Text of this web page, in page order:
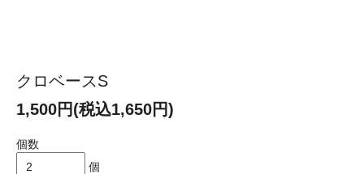
クロベースS
1,500円(税込1,650円)
個数
個